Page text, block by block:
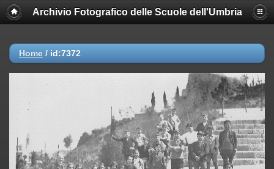
Archivio Fotografico delle Scuole dell'Umbria
Home / id:7372